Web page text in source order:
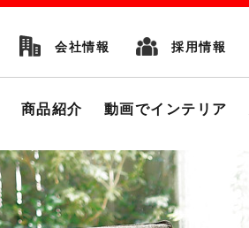
会社情報 採用情報
商品紹介 動画でインテリア